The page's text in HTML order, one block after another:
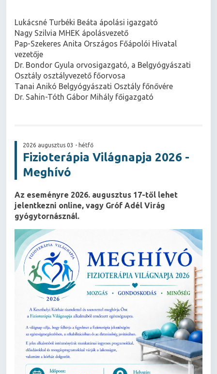
Lukácsné Turbéki Beáta ápolási igazgató
Nagy Szilvia MHEK ápolásvezető
Pap-Szekeres Anita Országos Főápolói Hivatal
vezetője
Dr. Bondor Gyula orvosigazgató, a Belgyógyászati
Osztály osztályvezető főorvosa
Tanai Anikó Belgyógyászati Osztály főnővére
Dr. Sahin-Tóth Gábor Mihály főigazgató
2026 augusztus 03 - hétfő
Fizioterápia Világnapja 2026 -
Meghívó
Az eseményre 2026. augusztus 17-től lehet
jelentkezni online, vagy Gróf Adél Virág
gyógytornásznál.